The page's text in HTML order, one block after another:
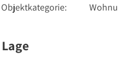
Objektkategorie:
Lage